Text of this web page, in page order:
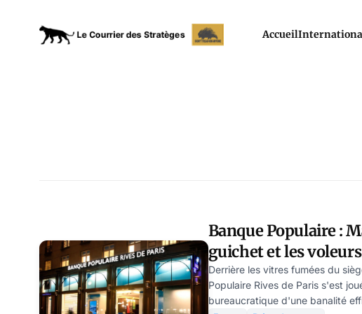
Accueil
Banque Populaire :
guichet et les
Veerle Daens
Derrière les vitres fumées du
Populaire Rives de Paris s'est
bureaucratique d'une banalité